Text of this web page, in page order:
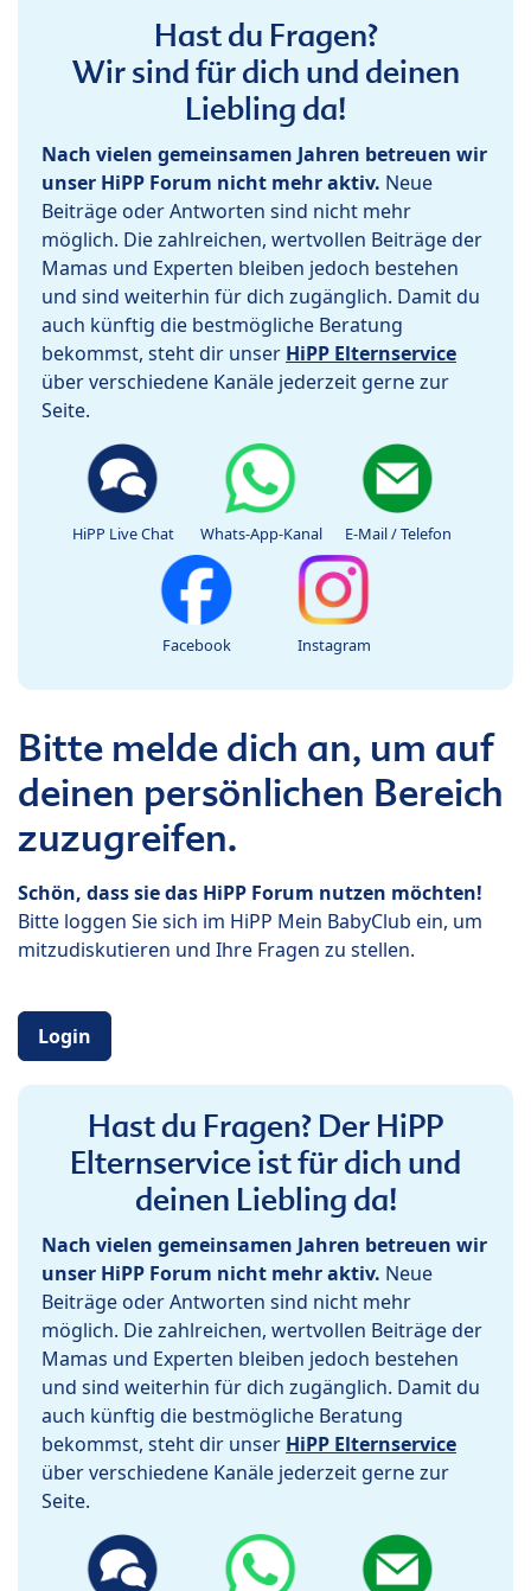
Hast du Fragen?
Wir sind für dich und deinen
Liebling da!
Nach vielen gemeinsamen Jahren betreuen wir
unser HiPP Forum nicht mehr aktiv. Neue
Beiträge oder Antworten sind nicht mehr
möglich. Die zahlreichen, wertvollen Beiträge der
Mamas und Experten bleiben jedoch bestehen
und sind weiterhin für dich zugänglich. Damit du
auch künftig die bestmögliche Beratung
bekommst, steht dir unser HiPP Elternservice
über verschiedene Kanäle jederzeit gerne zur
Seite.
HiPP Live Chat Whats-App-Kanal E-Mail / Telefon
Facebook Instagram
Bitte melde dich an, um auf
deinen persönlichen Bereich
zuzugreifen.
Schön, dass sie das HiPP Forum nutzen möchten!
Bitte loggen Sie sich im HiPP Mein BabyClub ein, um
mitzudiskutieren und Ihre Fragen zu stellen.
Login
Hast du Fragen? Der HiPP
Elternservice ist für dich und
deinen Liebling da!
Nach vielen gemeinsamen Jahren betreuen wir
unser HiPP Forum nicht mehr aktiv. Neue
Beiträge oder Antworten sind nicht mehr
möglich. Die zahlreichen, wertvollen Beiträge der
Mamas und Experten bleiben jedoch bestehen
und sind weiterhin für dich zugänglich. Damit du
auch künftig die bestmögliche Beratung
bekommst, steht dir unser HiPP Elternservice
über verschiedene Kanäle jederzeit gerne zur
Seite.